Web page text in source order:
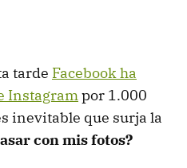
tarde Facebook ha
Instagrampor 1.000
inevitable que surja la
con mis fotos?